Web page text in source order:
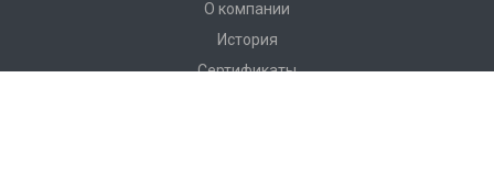
О компании
История
Сертификаты